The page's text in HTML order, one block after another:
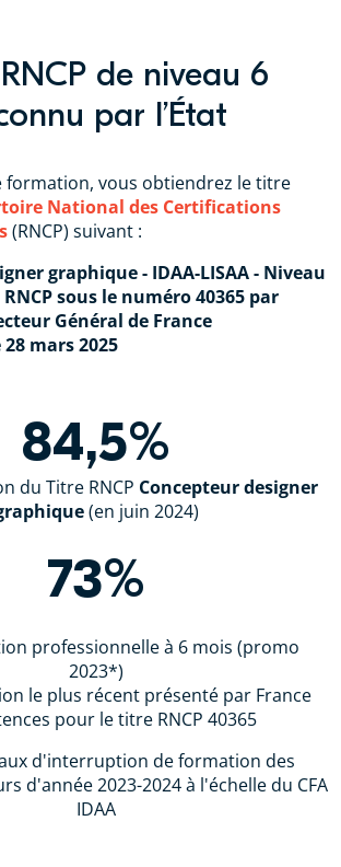
de niveau 6
par l’État
formation, vous obtiendrez le titre
National des Certifications
(RNCP) suivant :
graphique - IDAA-LISAA - Niveau
sous le numéro 40365 par
Général de France
mars 2025
84,5%
du Titre RNCP Concepteur designer
(en juin 2024)
73%
professionnelle à 6 mois (promo
2023*)
le plus récent présenté par France
pour le titre RNCP 40365
d'interruption de formation des
d'année 2023-2024 à l'échelle du CFA
IDAA